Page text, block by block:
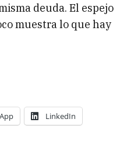
deuda. El espejo
muestra lo que hay
LinkedIn